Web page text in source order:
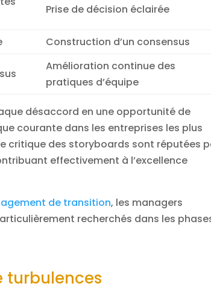
Prise de décision éclairée
Construction d’un consensus
Amélioration continue des
pratiques d’équipe
désaccord en une opportunité de
courante dans les entreprises les plus
critique des storyboards sont réputées
effectivement à l’excellence
de transition, les managers
recherchés dans les
turbulences